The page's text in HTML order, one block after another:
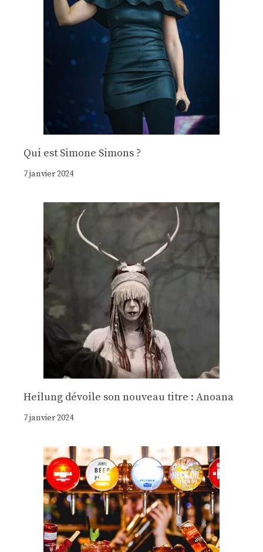
Qui est Simone Simons ?
7 janvier 2024
Heilung dévoile son nouveau titre : Anoana
7 janvier 2024